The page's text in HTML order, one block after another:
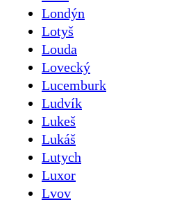
Londýn
Lotyš
Louda
Lovecký
Lucemburk
Ludvík
Lukeš
Lukáš
Lutych
Luxor
Lvov